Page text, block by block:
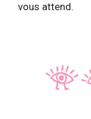
vous attend.